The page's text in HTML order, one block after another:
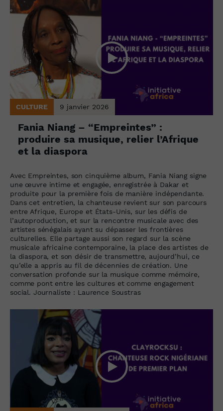
CULTURE 9 janvier 2026
Fania Niang – “Empreintes” :
produire sa musique, relier l’Afrique
et la diaspora
Avec Empreintes, son cinquième album, Fania Niang signe
une œuvre intime et engagée, enregistrée à Dakar et
produite pour la première fois de manière indépendante.
Dans cet entretien, la chanteuse revient sur son parcours
entre Afrique, Europe et États-Unis, sur les défis de
l’autoproduction, et sur la rencontre musicale avec des
artistes sénégalais ayant su dépasser les frontières
culturelles. Elle partage aussi son regard sur la scène
musicale africaine contemporaine, la place des artistes de
la diaspora, et son désir de transmettre, aujourd’hui, ce
qu’elle a appris au fil de décennies de création. Une
conversation profonde sur la musique comme mémoire,
comme pont entre les cultures et comme engagement
social. Journaliste : Laurence Soustras